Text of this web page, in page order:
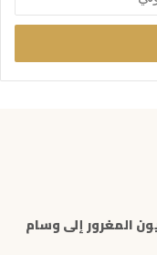
المغرور إلى وسام